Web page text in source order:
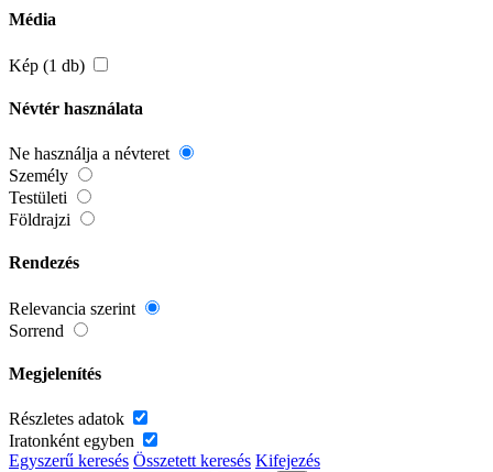
Média
Kép (1 db)
Névtér használata
Ne használja a névteret
Személy
Testületi
Földrajzi
Rendezés
Relevancia szerint
Sorrend
Megjelenítés
Részletes adatok
Iratonként egyben
Egyszerű keresés Összetett keresés Kifejezés